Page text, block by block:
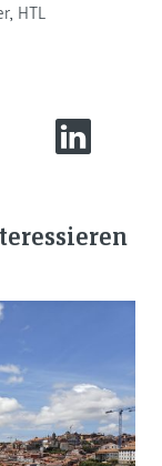
, HTL